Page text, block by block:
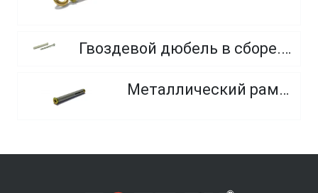
Гвоздевой дюбель в сборе. (нейл дюбель PA 6 с потайной головкой и оцинк. гвоздя со шлицем Pozi.)
Металлический рамный дюбель